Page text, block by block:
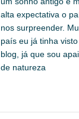
alta expectativa o
nos surpreender.
país eu já tinha
blog, já que sou
de natureza